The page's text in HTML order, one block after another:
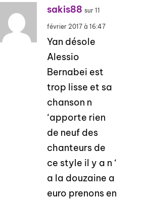
sakis88 sur 11
février 2017 à 16:47
Yan désole
Alessio
Bernabei est
trop lisse et sa
chanson n
‘apporte rien
de neuf des
chanteurs de
ce style il y a n ‘
a la douzaine a
euro prenons en